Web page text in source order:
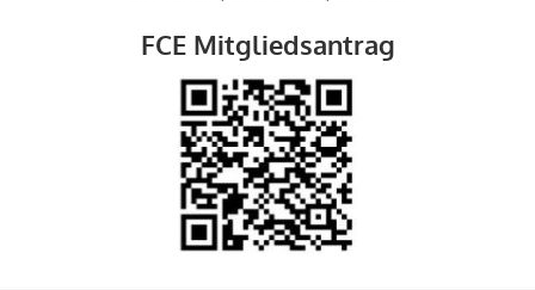
FCE Mitgliedsantrag